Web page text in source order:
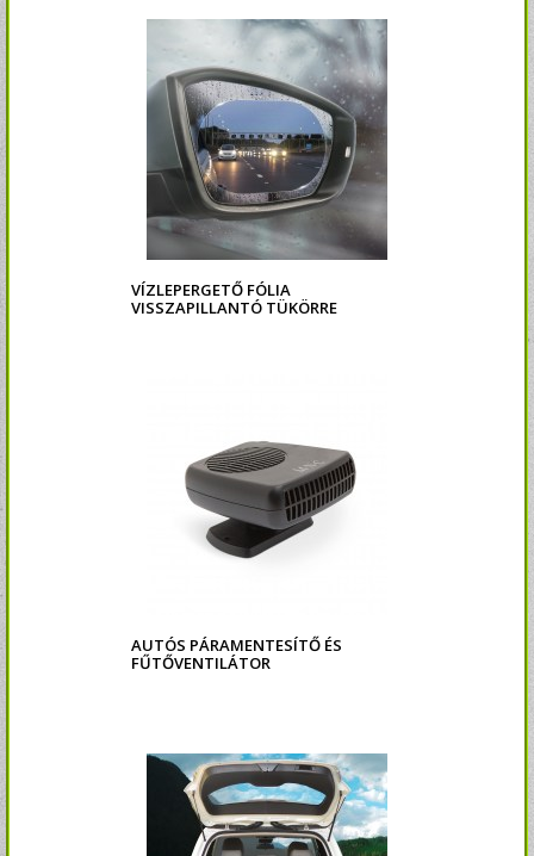
VÍZLEPERGETŐ FÓLIA
VISSZAPILLANTÓ TÜKÖRRE
AUTÓS PÁRAMENTESÍTŐ ÉS
FŰTŐVENTILÁTOR